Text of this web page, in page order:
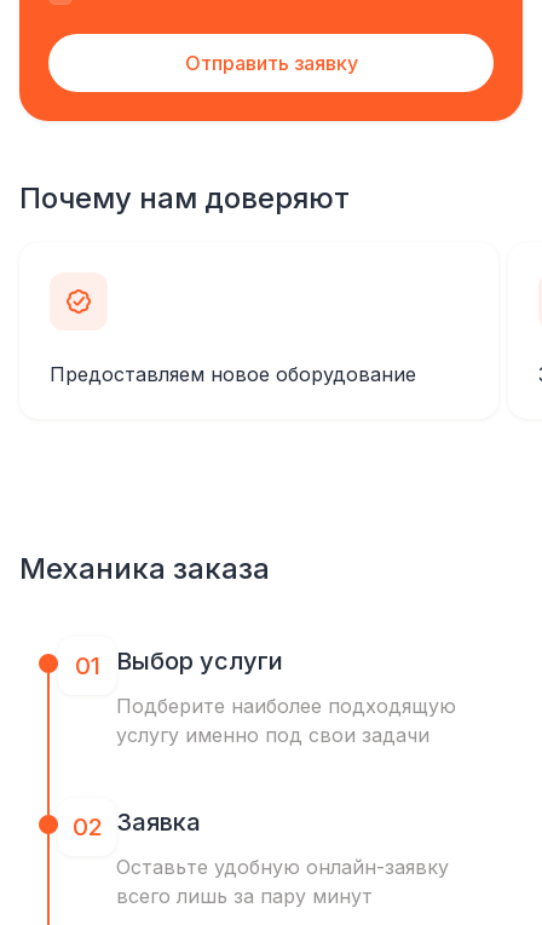
Отправить заявку
Почему нам доверяют
Предоставляем новое оборудование
Механика заказа
01 Выбор услуги
Подберите наиболее подходящую
услугу именно под свои задачи
02 Заявка
Оставьте удобную онлайн-заявку
всего лишь за пару минут